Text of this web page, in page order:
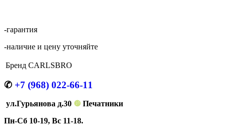
-гарантия
-наличие и цену уточняйте
Бренд CARLSBRO
✆ +7 (968) 022-66-11
ул.Гурьянова д.30 ❿ Печатники
Пн-Сб 10-19, Вс 11-18.